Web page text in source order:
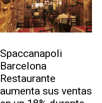
Spaccanapoli
Barcelona
Restaurante
aumenta sus ventas